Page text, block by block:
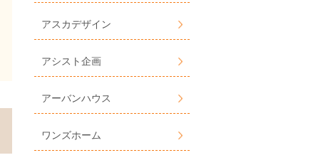
アスカデザイン
アシスト企画
アーバンハウス
ワンズホーム